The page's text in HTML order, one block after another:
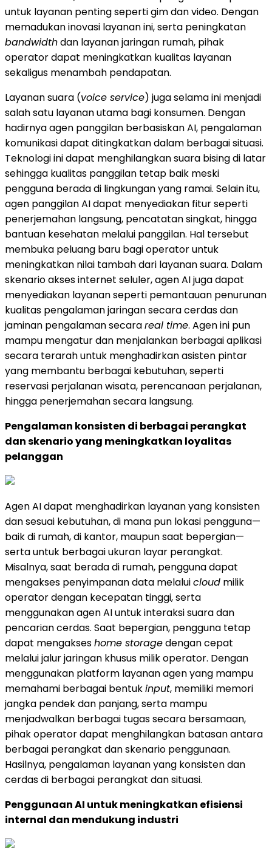
untuk layanan penting seperti gim dan video. Dengan
memadukan inovasi layanan ini, serta peningkatan
bandwidthdan layanan jaringan rumah, pihak
operator dapat meningkatkan kualitas layanan
sekaligus menambah pendapatan.
Layanan suara (voice service) juga selama ini menjadi
salah satu layanan utama bagi konsumen. Dengan
hadirnya agen panggilan berbasiskan AI, pengalaman
komunikasi dapat ditingkatkan dalam berbagai situasi.
Teknologi ini dapat menghilangkan suara bising di latar
sehingga kualitas panggilan tetap baik meski
pengguna berada di lingkungan yang ramai. Selain itu,
agen panggilan AI dapat menyediakan fitur seperti
penerjemahan langsung, pencatatan singkat, hingga
bantuan kesehatan melalui panggilan. Hal tersebut
membuka peluang baru bagi operator untuk
meningkatkan nilai tambah dari layanan suara. Dalam
skenario akses internet seluler, agen AI juga dapat
menyediakan layanan seperti pemantauan penurunan
kualitas pengalaman jaringan secara cerdas dan
jaminan pengalaman secarareal time. Agen ini pun
mampu mengatur dan menjalankan berbagai aplikasi
secara terarah untuk menghadirkan asisten pintar
yang membantu berbagai kebutuhan, seperti
reservasi perjalanan wisata, perencanaan perjalanan,
hingga penerjemahan secara langsung.
Pengalaman konsisten di berbagai perangkat
dan skenario yang meningkatkan loyalitas
pelanggan
Agen AI dapat menghadirkan layanan yang konsisten
dan sesuai kebutuhan, di mana pun lokasi pengguna—
baik di rumah, di kantor, maupun saat bepergian—
serta untuk berbagai ukuran layar perangkat.
Misalnya, saat berada di rumah, pengguna dapat
mengakses penyimpanan data melaluicloud milik
operator dengan kecepatan tinggi, serta
menggunakan agen AI untuk interaksi suara dan
pencarian cerdas. Saat bepergian, pengguna tetap
dapat mengakseshome storagedengan cepat
melalui jalur jaringan khusus milik operator. Dengan
menggunakan platform layanan agen yang mampu
memahami berbagai bentukinput, memiliki memori
jangka pendek dan panjang, serta mampu
menjadwalkan berbagai tugas secara bersamaan,
pihak operator dapat menghilangkan batasan antara
berbagai perangkat dan skenario penggunaan.
Hasilnya, pengalaman layanan yang konsisten dan
cerdas di berbagai perangkat dan situasi.
Penggunaan AI untuk meningkatkan efisiensi
internal dan mendukung industri